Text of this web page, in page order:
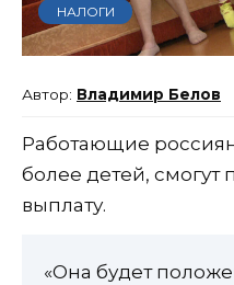
НАЛОГИ
Владимир Белов
Работающие
более детей, смогут
выплату.
«Она будет